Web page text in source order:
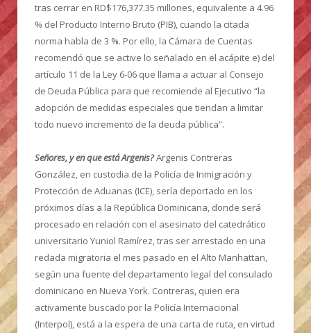
tras cerrar en RD$176,377.35 millones, equivalente a 4.96
% del Producto Interno Bruto (PIB), cuando la citada
norma habla de 3 %. Por ello, la Cámara de Cuentas
recomendó que se active lo señalado en el acápite e) del
artículo 11 de la Ley 6-06 que llama a actuar al Consejo
de Deuda Pública para que recomiende al Ejecutivo “la
adopción de medidas especiales que tiendan a limitar
todo nuevo incremento de la deuda pública”.
Señores, y en que está Argenis?Argenis Contreras
González, en custodia de la Policía de Inmigración y
Protección de Aduanas (ICE), sería deportado en los
próximos días a la República Dominicana, donde será
procesado en relación con el asesinato del catedrático
universitario Yuniol Ramírez, tras ser arrestado en una
redada migratoria el mes pasado en el Alto Manhattan,
según una fuente del departamento legal del consulado
dominicano en Nueva York. Contreras, quien era
activamente buscado por la Policía Internacional
(Interpol), está a la espera de una carta de ruta, en virtud